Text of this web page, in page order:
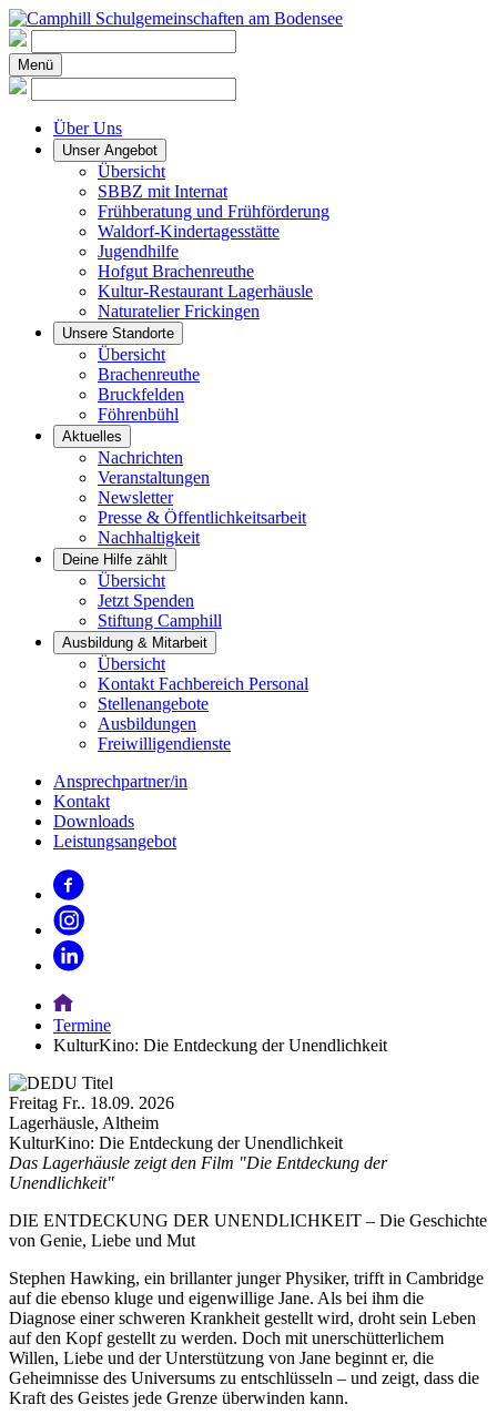
Menü
Über Uns
Unser Angebot
Übersicht
SBBZ mit Internat
Frühberatung und Frühförderung
Waldorf-Kindertagesstätte
Jugendhilfe
Hofgut Brachenreuthe
Kultur-Restaurant Lagerhäusle
Naturatelier Frickingen
Unsere Standorte
Übersicht
Brachenreuthe
Bruckfelden
Föhrenbühl
Aktuelles
Nachrichten
Veranstaltungen
Newsletter
Presse & Öffentlichkeitsarbeit
Nachhaltigkeit
Deine Hilfe zählt
Übersicht
Jetzt Spenden
Stiftung Camphill
Ausbildung & Mitarbeit
Übersicht
Kontakt Fachbereich Personal
Stellenangebote
Ausbildungen
Freiwilligendienste
Ansprechpartner/in
Kontakt
Downloads
Leistungsangebot
Termine
KulturKino: Die Entdeckung der Unendlichkeit
Freitag Fr.. 18.09. 2026
Lagerhäusle, Altheim
KulturKino: Die Entdeckung der Unendlichkeit
Das Lagerhäusle zeigt den Film "Die Entdeckung der
Unendlichkeit"
DIE ENTDECKUNG DER UNENDLICHKEIT – Die Geschichte
von Genie, Liebe und Mut
Stephen Hawking, ein brillanter junger Physiker, trifft in Cambridge
auf die ebenso kluge und eigenwillige Jane. Als bei ihm die
Diagnose einer schweren Krankheit gestellt wird, droht sein Leben
auf den Kopf gestellt zu werden. Doch mit unerschütterlichem
Willen, Liebe und der Unterstützung von Jane beginnt er, die
Geheimnisse des Universums zu entschlüsseln – und zeigt, dass die
Kraft des Geistes jede Grenze überwinden kann.